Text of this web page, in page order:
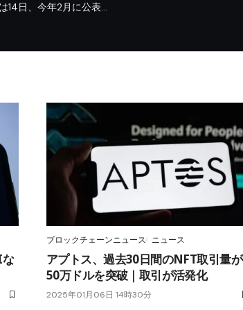
14日、今年2月に公表…
ブロックチェーンニュース ニュース
アプトス、過去30日間のNFT取引量が
50万ドルを突破｜取引が活発化
2025年01月06日 14時30分